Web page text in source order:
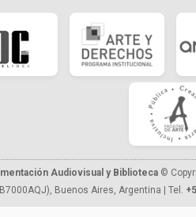
Audiovisual y Biblioteca ©
Buenos Aires, Argentina | Tel.